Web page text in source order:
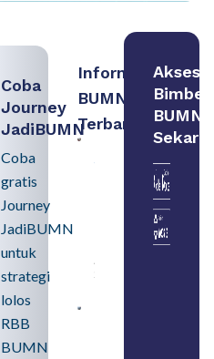
Coba
Journey
JadiBUMN
Coba
gratis
Journey
JadiBUMN
untuk
strategi
lolos
RBB
BUMN
Informasi
BUMN
Terbaru:
Persiapan
Seleksi
Rekrutmen
Memahami
August 8,
2026
Akses
Bimbel
BUMN